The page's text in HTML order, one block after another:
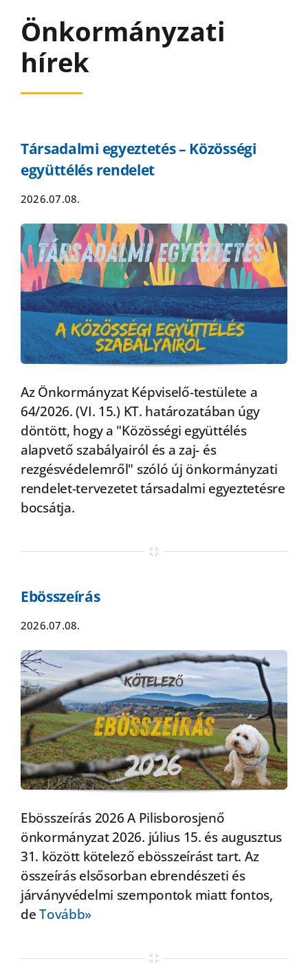
Önkormányzati
hírek
Társadalmi egyeztetés – Közösségi
együttélés rendelet
2026.07.08.
Az Önkormányzat Képviselő-testülete a
64/2026. (VI. 15.) KT. határozatában úgy
döntött, hogy a "Közösségi együttélés
alapvető szabályairól és a zaj- és
rezgésvédelemről" szóló új önkormányzati
rendelet-tervezetet társadalmi egyeztetésre
bocsátja.
Ebösszeírás
2026.07.08.
Ebösszeírás 2026 A Pilisborosjenő
önkormányzat 2026. július 15. és augusztus
31. között kötelező ebösszeírást tart. Az
összeírás elsősorban ebrendészeti és
járványvédelmi szempontok miatt fontos,
deTovább»